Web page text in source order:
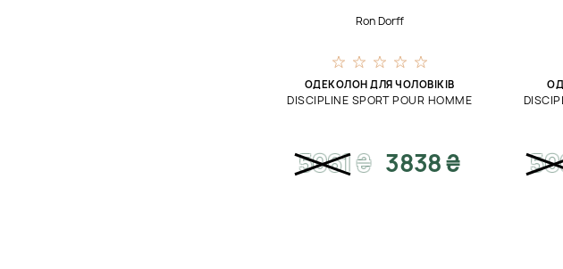
Ron Dorff
ОДЕКОЛОН ДЛЯ ЧОЛОВІКІВ
DISCIPLINE SPORT POUR HOMME
5061₴ 3838 ₴